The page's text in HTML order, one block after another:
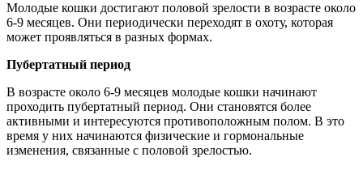
Молодые кошки достигают половой зрелости в возрасте около
6-9 месяцев. Они периодически переходят в охоту, которая
может проявляться в разных формах.
Пубертатный период
В возрасте около 6-9 месяцев молодые кошки начинают
проходить пубертатный период. Они становятся более
активными и интересуются противоположным полом. В это
время у них начинаются физические и гормональные
изменения, связанные с половой зрелостью.